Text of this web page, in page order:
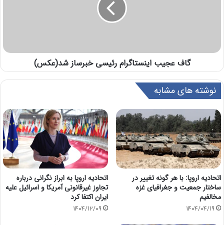
گاف عجیب اینستاگرام رئیسی خبرساز شد(عكس)
نوشته های مشابه
اتحادیه اروپا: با هر گونه تغییر در
ساختار جمعیت و جغرافیای غزه
مخالفیم
1404/04/19
اتحادیه اروپا به ابراز نگرانی درباره
تجاوز غیرقانونی آمریکا و اسرائیل علیه
ایران اکتفا کرد
1404/12/09